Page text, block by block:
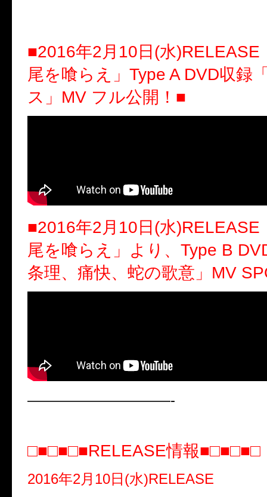
■2016年2月10日(水)RELEASE
尾を喰らえ」Type A DVD収録
ス」MV フル公開！ ■
■2016年2月10日(水)RELEASE
尾を喰らえ」より、Type B
条理、痛快、蛇の歌意」MV
——————————-
□■□■□■RELEASE情報■□■□■□
2016年2月10日(水)RELEASE